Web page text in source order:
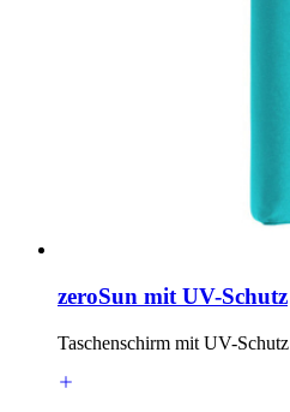
zeroSun mit UV-Schutz
Taschenschirm mit UV-Schutz